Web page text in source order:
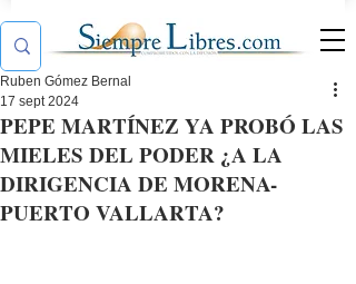
PEPE MARTÍNEZ YA PROBÓ LAS
MIELES DEL PODER ¿A LA
DIRIGENCIA DE MORENA-
PUERTO VALLARTA?
Ruben Gómez Bernal
17 sept 2024